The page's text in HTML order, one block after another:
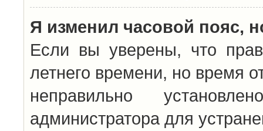
Я изменил часовой пояс,
Если вы уверены, что
летнего времени, но время
неправильно
администратора для